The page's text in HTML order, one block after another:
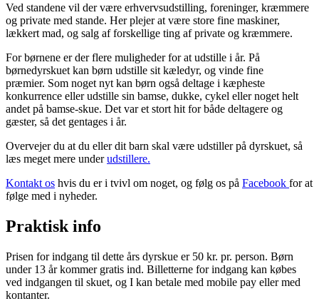
Ved standene vil der være erhvervsudstilling, foreninger, kræmmere
og private med stande. Her plejer at være store fine maskiner,
lækkert mad, og salg af forskellige ting af private og kræmmere.
For børnene er der flere muligheder for at udstille i år. På
børnedyrskuet kan børn udstille sit kæledyr, og vinde fine
præmier. Som noget nyt kan børn også deltage i kæpheste
konkurrence eller udstille sin bamse, dukke, cykel eller noget helt
andet på bamse-skue. Det var et stort hit for både deltagere og
gæster, så det gentages i år.
Overvejer du at du eller dit barn skal være udstiller på dyrskuet, så
læs meget mere underudstillere.
Kontakt os hvis du er i tvivl om noget, og følg os på Facebook for at
følge med i nyheder.
Praktisk info
Prisen for indgang til dette års dyrskue er 50 kr. pr. person. Børn
under 13 år kommer gratis ind. Billetterne for indgang kan købes
ved indgangen til skuet, og I kan betale med mobile pay eller med
kontanter.